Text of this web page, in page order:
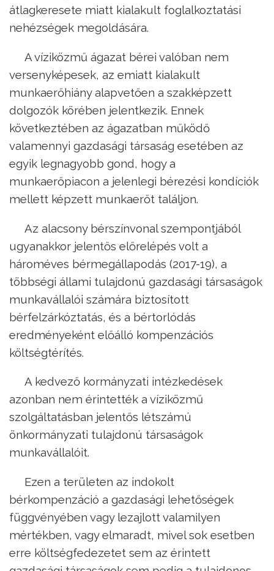
átlagkeresete miatt kialakult foglalkoztatási
nehézségek megoldására.
A víziközmű ágazat bérei valóban nem
versenyképesek, az emiatt kialakult
munkaerőhiány alapvetően a szakképzett
dolgozók körében jelentkezik. Ennek
következtében az ágazatban működő
valamennyi gazdasági társaság esetében az
egyik legnagyobb gond, hogy a
munkaerőpiacon a jelenlegi bérezési kondíciók
mellett képzett munkaerőt találjon.
Az alacsony bérszínvonal szempontjából
ugyanakkor jelentős előrelépés volt a
hároméves bérmegállapodás (2017-19), a
többségi állami tulajdonú gazdasági társaságok
munkavállalói számára biztosított
bérfelzárkóztatás, és a bértorlódás
eredményeként előálló kompenzációs
költségtérítés.
A kedvező kormányzati intézkedések
azonban nem érintették a víziközmű
szolgáltatásban jelentős létszámú
önkormányzati tulajdonú társaságok
munkavállalóit.
Ezen a területen az indokolt
bérkompenzáció a gazdasági lehetőségek
függvényében vagy lezajlott valamilyen
mértékben, vagy elmaradt, mivel sok esetben
erre költségfedezetet sem az érintett